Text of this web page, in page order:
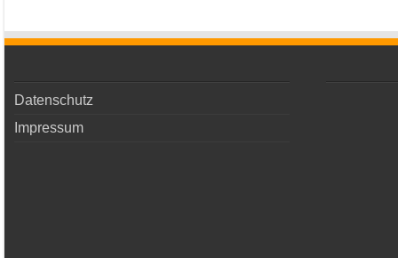
Datenschutz
Impressum